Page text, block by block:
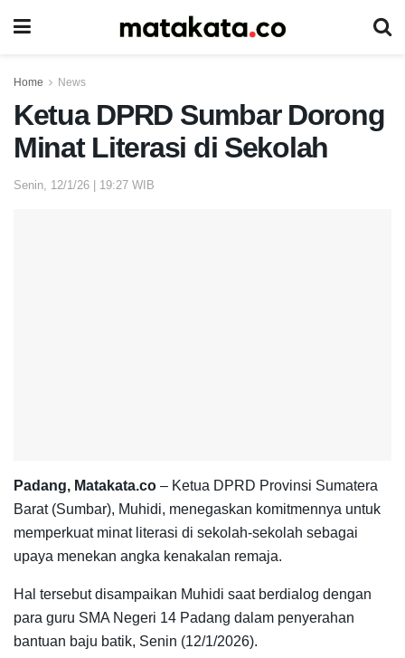
Home News
Ketua DPRD Sumbar Dorong
Minat Literasi di Sekolah
Senin, 12/1/26 | 19:27 WIB
Padang, Matakata.co – Ketua DPRD Provinsi Sumatera
Barat (Sumbar), Muhidi, menegaskan komitmennya untuk
memperkuat minat literasi di sekolah-sekolah sebagai
upaya menekan angka kenakalan remaja.
Hal tersebut disampaikan Muhidi saat berdialog dengan
para guru SMA Negeri 14 Padang dalam penyerahan
bantuan baju batik, Senin (12/1/2026).